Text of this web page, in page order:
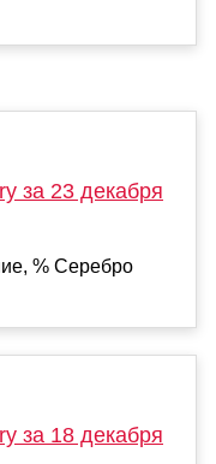
за 23 декабря
% Серебро
за 18 декабря